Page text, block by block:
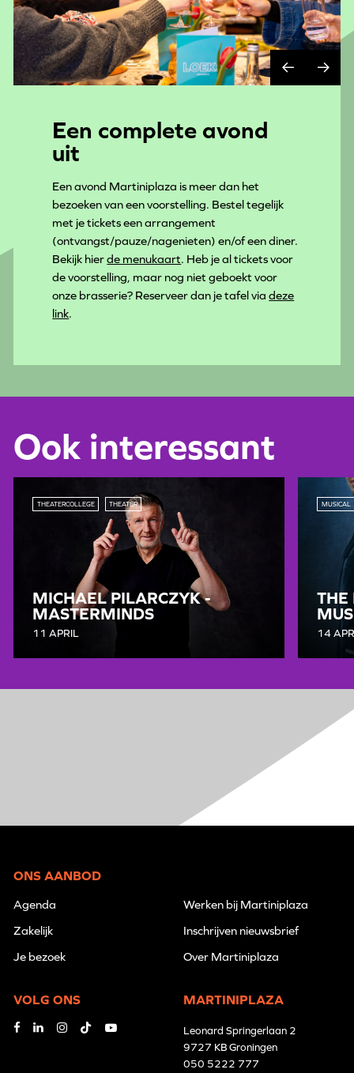
Een complete avond
uit
Een avond Martiniplaza is meer dan het
bezoeken van een voorstelling. Bestel tegelijk
met je tickets een arrangement
(ontvangst/pauze/nagenieten) en/of een diner.
Bekijk hierde menukaart. Heb je al tickets voor
de voorstelling, maar nog niet geboekt voor
onze brasserie? Reserveer dan je tafel viadeze
link.
Ook interessant
THEATERCOLLEGE THEATER
MICHAEL PILARCZYK -
MASTERMINDS
11 APRIL
MUSICAL
THE
14
ONS AANBOD
Agenda
Zakelijk
Je bezoek
Werken bij Martiniplaza
Inschrijven nieuwsbrief
Over Martiniplaza
VOLG ONS MARTINIPLAZA
Leonard Springerlaan 2
9727 KB Groningen
050 5222 777